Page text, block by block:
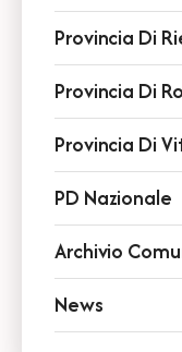
Provincia Di
Provincia Di
Provincia Di
PD Nazionale
Archivio
News